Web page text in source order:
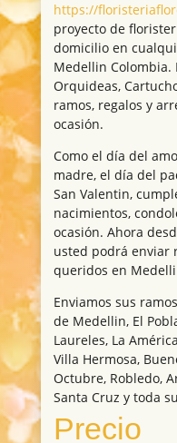
https://
proyecto de
domicilio en
Medellin Colombia.
Orquideas,
ramos, regalos y
ocasión.
Como el día del
madre, el día del
San Valentin,
nacimientos,
ocasión. Ahora
usted podrá enviar
queridos en
Enviamos sus
de Medellin, El
Laureles, La
Villa Hermosa,
Octubre, Robledo,
Santa Cruz y toda
Precio